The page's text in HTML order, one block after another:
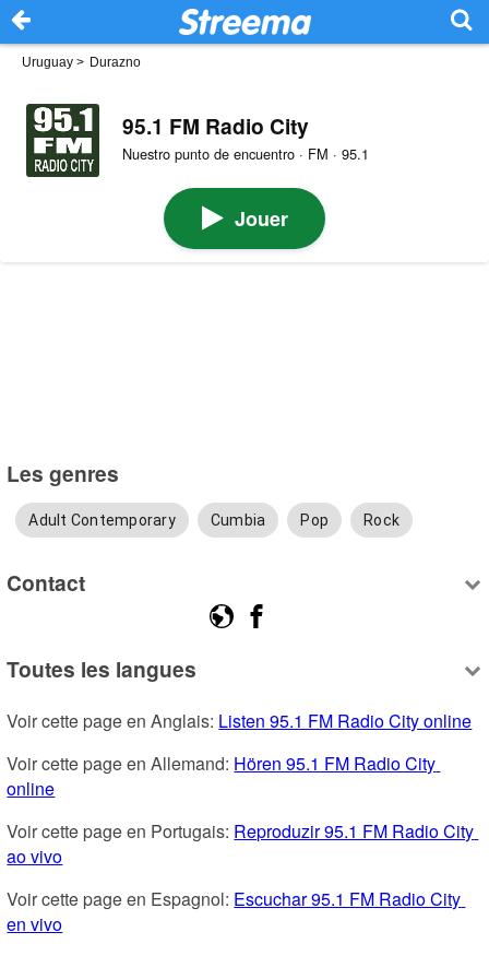
Uruguay > Durazno
95.1 FM Radio City
Nuestro punto de encuentro · FM · 95.1
Jouer
Les genres
Adult Contemporary Cumbia Pop Rock
Contact
Toutes les langues
Voir cette page en Anglais: Listen 95.1 FM Radio City online
Voir cette page en Allemand: Hören 95.1 FM Radio City
online
Voir cette page en Portugais: Reproduzir 95.1 FM Radio City
ao vivo
Voir cette page en Espagnol: Escuchar 95.1 FM Radio City
en vivo